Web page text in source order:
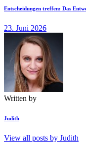
Entscheidungen treffen: Das
23. Juni 2026
Written by
Judith
View all posts by Judith